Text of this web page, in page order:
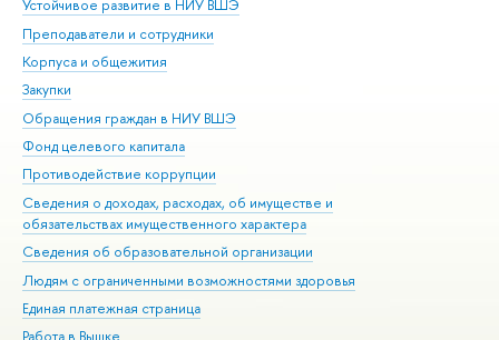
Устойчивое развитие в НИУ ВШЭ
Преподаватели и сотрудники
Корпуса и общежития
Закупки
Обращения граждан в НИУ ВШЭ
Фонд целевого капитала
Противодействие коррупции
Сведения о доходах, расходах, об имуществе и
обязательствах имущественного характера
Сведения об образовательной организации
Людям с ограниченными возможностями здоровья
Единая платежная страница